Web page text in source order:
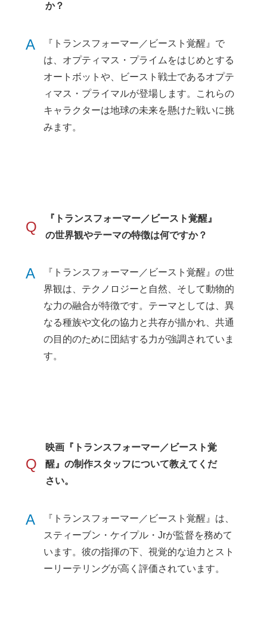
か？
A
『トランスフォーマー／ビースト覚醒』で
は、オプティマス・プライムをはじめとする
オートボットや、ビースト戦士であるオプテ
ィマス・プライマルが登場します。これらの
キャラクターは地球の未来を懸けた戦いに挑
みます。
Q
『トランスフォーマー／ビースト覚醒』
の世界観やテーマの特徴は何ですか？
A
『トランスフォーマー／ビースト覚醒』の世
界観は、テクノロジーと自然、そして動物的
な力の融合が特徴です。テーマとしては、異
なる種族や文化の協力と共存が描かれ、共通
の目的のために団結する力が強調されていま
す。
Q
映画『トランスフォーマー／ビースト覚
醒』の制作スタッフについて教えてくだ
さい。
A
『トランスフォーマー／ビースト覚醒』は、
スティーブン・ケイプル・Jrが監督を務めて
います。彼の指揮の下、視覚的な迫力とスト
ーリーテリングが高く評価されています。